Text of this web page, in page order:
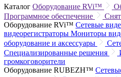
Каталог Оборудование RVi™
Программное обеспечение
Оборудование RVi™ Сетевые
видеорегистраторы Мониторы
оборудование и аксессуары
Специализированные решения
громкоговорители
Оборудование RUBEZH™